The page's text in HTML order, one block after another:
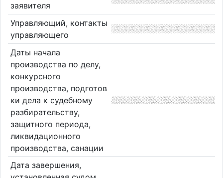
заявителя
Управляющий, контакты
управляющего
Даты начала
производства по делу,
конкурсного
производства, подготов
ки дела к судебному
разбирательству,
защитного периода,
ликвидационного
производства, санации
Дата завершения,